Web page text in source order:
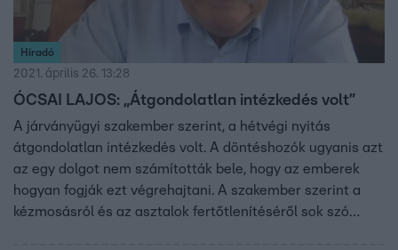
Híradó
2021. április 26. 13:28
ÓCSAI LAJOS: „Átgondolatlan intézkedés volt”
A járványügyi szakember szerint, a hétvégi nyitás
átgondolatlan intézkedés volt. A döntéshozók ugyanis azt
az egy dolgot nem számították bele, hogy az emberek
hogyan fogják ezt végrehajtani. A szakember szerint a
kézmosásról és az asztalok fertőtlenítéséről sok szó